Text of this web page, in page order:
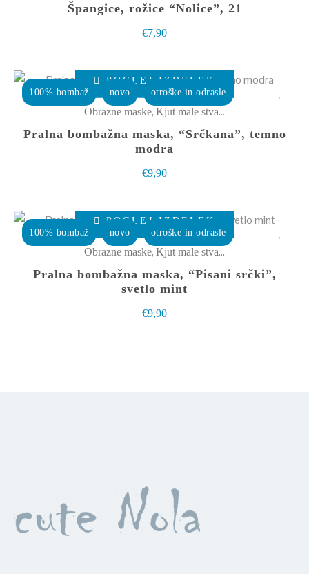
izdelka
Špangice, rožice “Nolice”, 21
€7,90
100% bombaž novo otroške in odrasle
POGLEJ IZDELEK
Ta
več
na
Obrazne maske, Kjut male stvarce
Pralna bombažna maska, “Srčkana”, temno
modra
€9,90
100% bombaž novo otroške in odrasle
POGLEJ IZDELEK
Ta
več
Obrazne maske, Kjut male stvarce
Pralna bombažna maska, “Pisani srčki”,
svetlo mint
€9,90